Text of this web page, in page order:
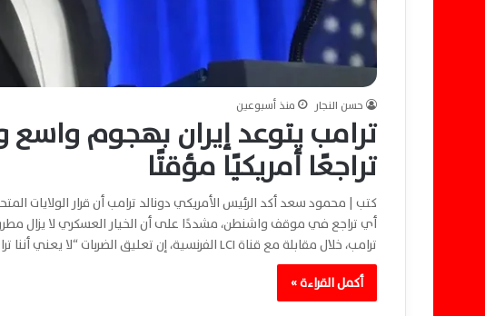
حسن النجار منذ أسبوعين
ترامب يتوعد إيران بهجوم
تراجعًا أمريكيًا مؤقتًا
كتب | محمود سعد أكد الرئيس الأمريكي دونالد ترامب أن قرار الولايات
أي تراجع في موقف واشنطن، مشددًا على أن الخيار العسكري لا يزال
ترامب، خلال مقابلة مع قناة LCI الفرنسية، إن تعليق الضربات “لا يعني أننا تراجعنا”، مضيفًا: “ما زلنا…
أكمل القراءة »